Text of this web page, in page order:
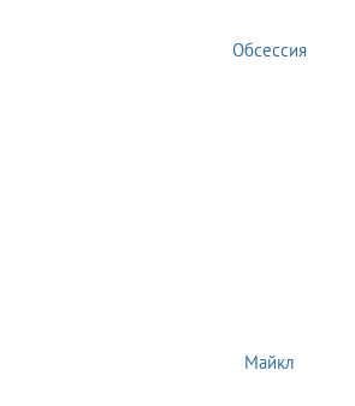
Обсессия
Майкл